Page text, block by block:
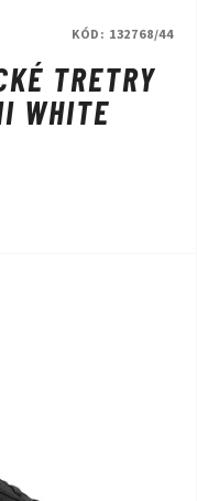
TRETRY
WHITE
KÓD: 132768/44